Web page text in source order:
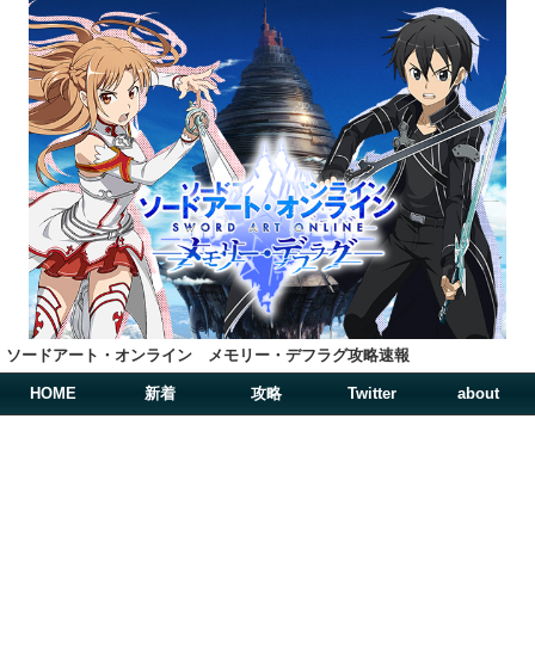
ソードアート・オンライン メモリー・デフラグ攻略速報
HOME 新着 攻略 Twitter about